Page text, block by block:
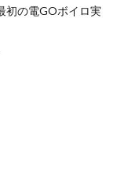
初の電GOボイロ実